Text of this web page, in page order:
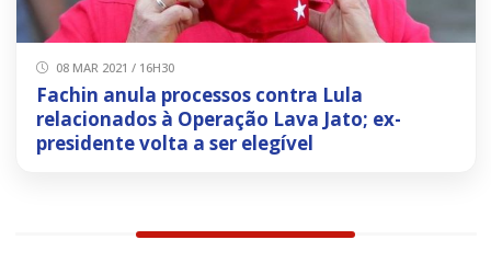
08 MAR 2021 / 16H30
Fachin anula processos contra Lula
relacionados à Operação Lava Jato; ex-
presidente volta a ser elegível